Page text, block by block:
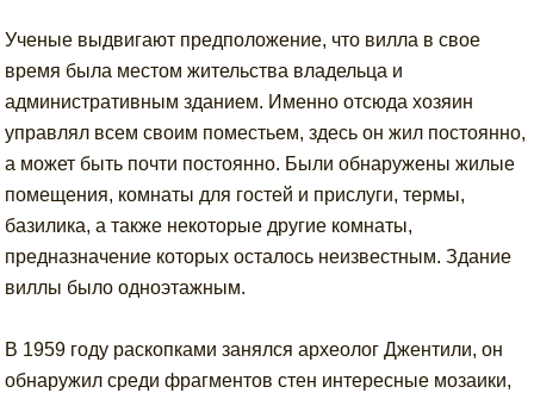
Ученые выдвигают предположение, что вилла в свое
время была местом жительства владельца и
административным зданием. Именно отсюда хозяин
управлял всем своим поместьем, здесь он жил постоянно,
а может быть почти постоянно. Были обнаружены жилые
помещения, комнаты для гостей и прислуги, термы,
базилика, а также некоторые другие комнаты,
предназначение которых осталось неизвестным. Здание
виллы было одноэтажным.
В 1959 году раскопками занялся археолог Джентили, он
обнаружил среди фрагментов стен интересные мозаики,